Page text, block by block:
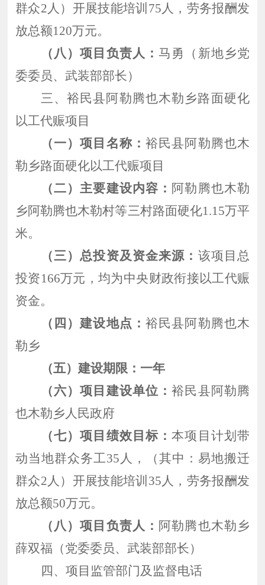
群众2人）开展技能培训75人，劳务报酬发
放总额120万元。
（八）项目负责人： 马勇（新地乡党
委委员、武装部部长）
三、裕民县阿勒腾也木勒乡路面硬化
以工代赈项目
（一）项目名称： 裕民县阿勒腾也木
勒乡路面硬化以工代赈项目
（二）主要建设内容： 阿勒腾也木勒
乡阿勒腾也木勒村等三村路面硬化1.15万平
米。
（三）总投资及资金来源： 该项目总
投资166万元，均为中央财政衔接以工代赈
资金。
（四）建设地点： 裕民县阿勒腾也木
勒乡
（五）建设期限：一年
（六）项目建设单位：裕民县阿勒腾
也木勒乡人民政府
（七）项目绩效目标：本项目计划带
动当地群众务工35人，（其中：易地搬迁
群众2人）开展技能培训35人，劳务报酬发
放总额50万元。
（八）项目负责人： 阿勒腾也木勒乡
薛双福（党委委员、武装部部长）
四、项目监管部门及监督电话